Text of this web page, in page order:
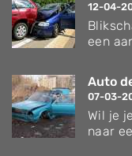
12-04-
een
Auto
07-03-
Wil je
naar